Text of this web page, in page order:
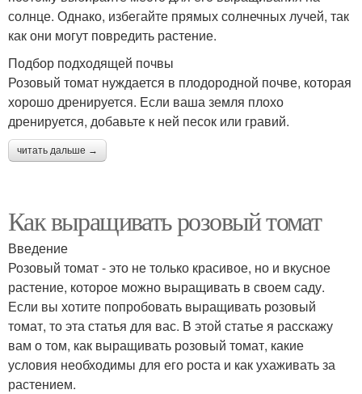
солнце. Однако, избегайте прямых солнечных лучей, так
как они могут повредить растение.
Подбор подходящей почвы
Розовый томат нуждается в плодородной почве, которая
хорошо дренируется. Если ваша земля плохо
дренируется, добавьте к ней песок или гравий.
читать дальше →
Как выращивать розовый томат
Введение
Розовый томат - это не только красивое, но и вкусное
растение, которое можно выращивать в своем саду.
Если вы хотите попробовать выращивать розовый
томат, то эта статья для вас. В этой статье я расскажу
вам о том, как выращивать розовый томат, какие
условия необходимы для его роста и как ухаживать за
растением.